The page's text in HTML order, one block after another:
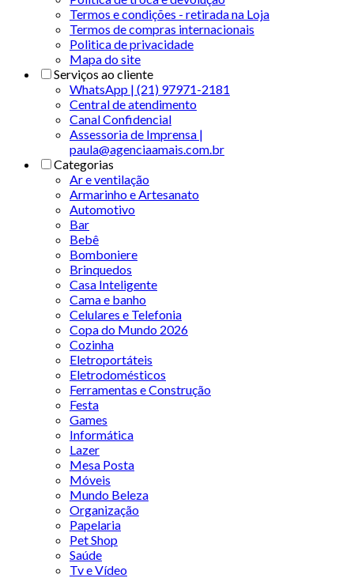
Termos e condições - retirada na Loja
Termos de compras internacionais
Politica de privacidade
Mapa do site
Serviços ao cliente
WhatsApp | (21) 97971-2181
Central de atendimento
Canal Confidencial
Assessoria de Imprensa |
paula@agenciaamais.com.br
Categorias
Ar e ventilação
Armarinho e Artesanato
Automotivo
Bar
Bebê
Bomboniere
Brinquedos
Casa Inteligente
Cama e banho
Celulares e Telefonia
Copa do Mundo 2026
Cozinha
Eletroportáteis
Eletrodomésticos
Ferramentas e Construção
Festa
Games
Informática
Lazer
Mesa Posta
Móveis
Mundo Beleza
Organização
Papelaria
Pet Shop
Saúde
Tv e Vídeo